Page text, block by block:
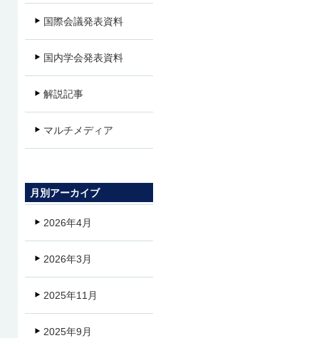
国際会議発表資料
国内学会発表資料
解説記事
マルチメディア
月別アーカイブ
2026年4月
2026年3月
2025年11月
2025年9月